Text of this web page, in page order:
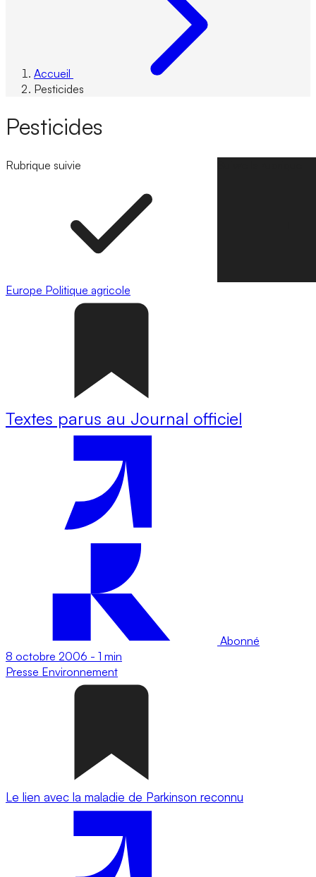
Accueil
Pesticides
Pesticides
Rubrique suivie
Europe Politique agricole
Textes parus au Journal officiel
Abonné
8 octobre 2006 - 1 min
Presse Environnement
Le lien avec la maladie de Parkinson reconnu